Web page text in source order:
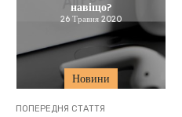
Новини
навіщо?
26 Травня 2020
ПОПЕРЕДНЯ СТАТТЯ